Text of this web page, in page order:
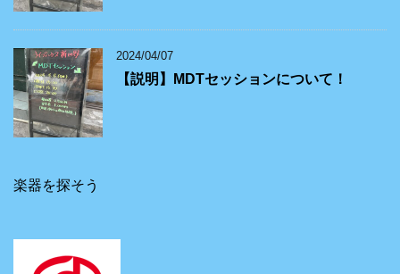
2024/04/07
【説明】MDTセッションについて！
楽器を探そう